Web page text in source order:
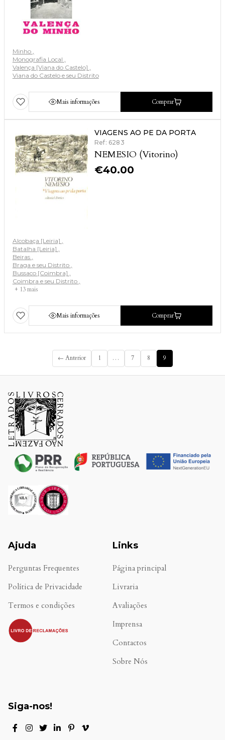
Minho
Monografia Local
Valença [Viana do Castelo]
Viana do Castelo e seu Distrito
Mais informações Comprar
VIAGENS AO PE DA PORTA
Ref: 6283
NEMESIO (Vitorino)
€40.00
Alcobaça [Leiria]
Batalha [Leiria]
Beiras
Braga e seu Distrito
Bussaco [Coimbra]
Coimbra e seu Distrito
+ 13 mais
Mais informações Comprar
← Anterior 1 … 7 8 9
Ajuda
Perguntas Frequentes
Política de Privacidade
Termos e condições
.
Links
Página principal
Livraria
Avaliações
Imprensa
Contactos
Sobre Nós
Siga-nos!